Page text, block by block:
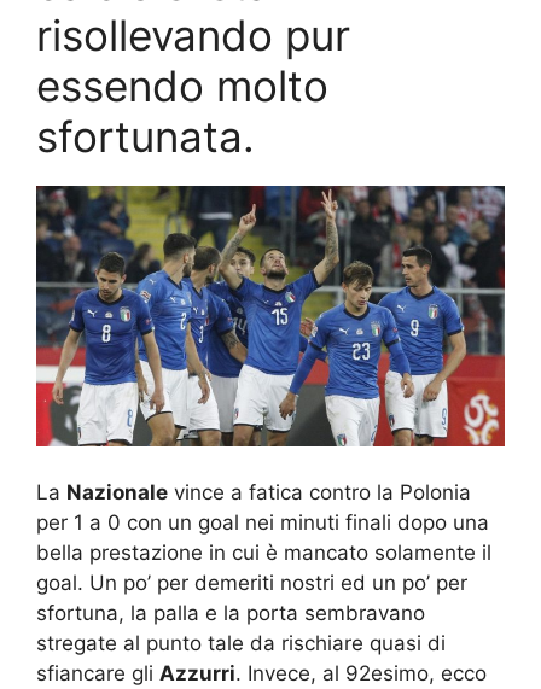
risollevando pur
essendo molto
sfortunata.
La Nazionale vince a fatica contro la Polonia
per 1 a 0 con un goal nei minuti finali dopo una
bella prestazione in cui è mancato solamente il
goal. Un po’ per demeriti nostri ed un po’ per
sfortuna, la palla e la porta sembravano
stregate al punto tale da rischiare quasi di
sfiancare gli Azzurri. Invece, al 92esimo, ecco